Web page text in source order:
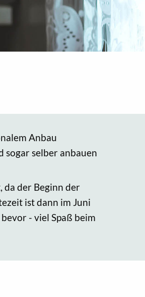
Anbau
sogar selber anbauen
da der Beginn der
ist dann im Juni
- viel Spaß beim